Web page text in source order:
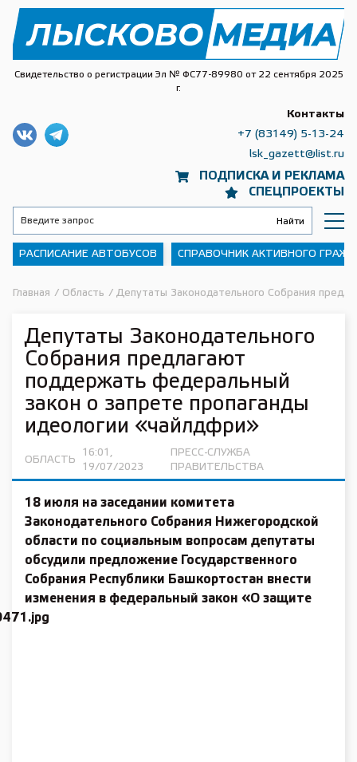
Свидетельство о регистрации Эл № ФС77-89980 от 22 сентября 2025
г.
ПОДПИСКА И РЕКЛАМА
СПЕЦПРОЕКТЫ
Контакты
+7 (83149) 5-13-24
lsk_gazett@list.ru
РАСПИСАНИЕ АВТОБУСОВ СПРАВОЧНИК АКТИВНОГО
Главная / Область / Депутаты Законодательного Собрания
Депутаты Законодательного
Собрания предлагают
поддержать федеральный
закон о запрете пропаганды
идеологии «чайлдфри»
ОБЛАСТЬ
16:01,
19/07/2023
ПРЕСС-СЛУЖБА
ПРАВИТЕЛЬСТВА
18 июля на заседании комитета
Законодательного Собрания Нижегородской
области по социальным вопросам депутаты
обсудили предложение Государственного
Собрания Республики Башкортостан внести
изменения в федеральный закон «О защите